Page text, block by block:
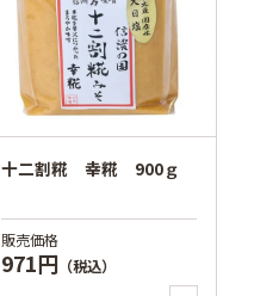
十二割糀 幸糀 900ｇ
販売価格
971円 （税込）